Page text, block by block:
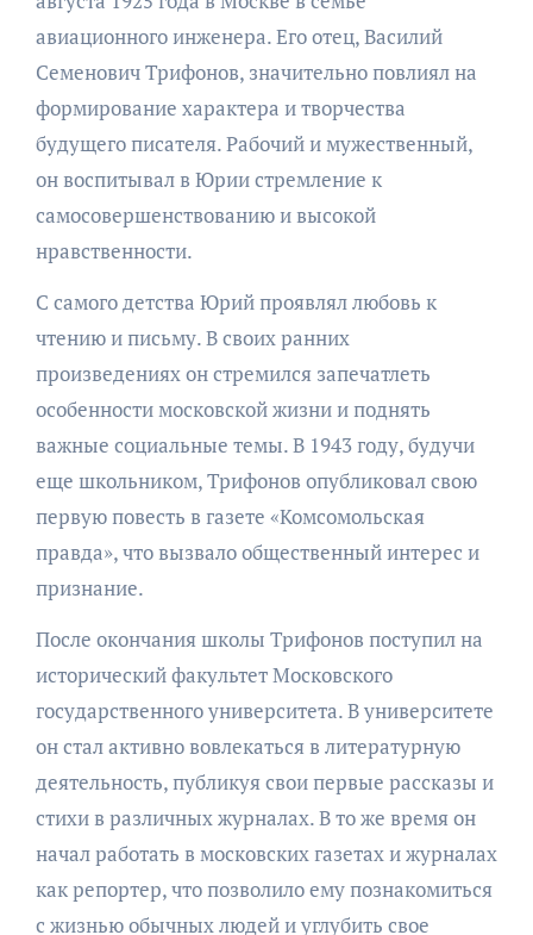
авиационного инженера. Его отец, Василий
Семенович Трифонов, значительно повлиял на
формирование характера и творчества
будущего писателя. Рабочий и мужественный,
он воспитывал в Юрии стремление к
самосовершенствованию и высокой
нравственности.
С самого детства Юрий проявлял любовь к
чтению и письму. В своих ранних
произведениях он стремился запечатлеть
особенности московской жизни и поднять
важные социальные темы. В 1943 году, будучи
еще школьником, Трифонов опубликовал свою
первую повесть в газете «Комсомольская
правда», что вызвало общественный интерес и
признание.
После окончания школы Трифонов поступил на
исторический факультет Московского
государственного университета. В университете
он стал активно вовлекаться в литературную
деятельность, публикуя свои первые рассказы и
стихи в различных журналах. В то же время он
начал работать в московских газетах и журналах
как репортер, что позволило ему познакомиться
с жизнью обычных людей и углубить свое